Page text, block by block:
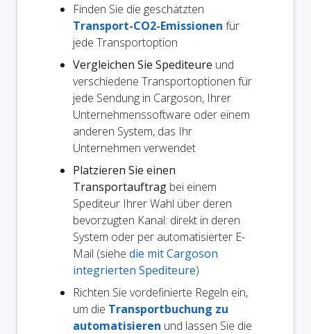
Finden Sie die geschätzten
Transport-CO2-Emissionen für
jede Transportoption
Vergleichen Sie Spediteure und
verschiedene Transportoptionen für
jede Sendung in Cargoson, Ihrer
Unternehmenssoftware oder einem
anderen System, das Ihr
Unternehmen verwendet
Platzieren Sie einen
Transportauftrag bei einem
Spediteur Ihrer Wahl über deren
bevorzugten Kanal: direkt in deren
System oder per automatisierter E-
Mail (siehe die mit Cargoson
integrierten Spediteure)
Richten Sie vordefinierte Regeln ein,
um die Transportbuchung zu
automatisieren und lassen Sie die